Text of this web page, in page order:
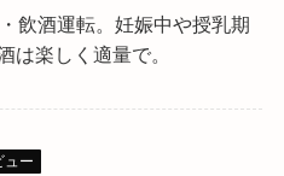
飲酒運転。 妊娠中や授乳期
は楽しく適量で。
ュー